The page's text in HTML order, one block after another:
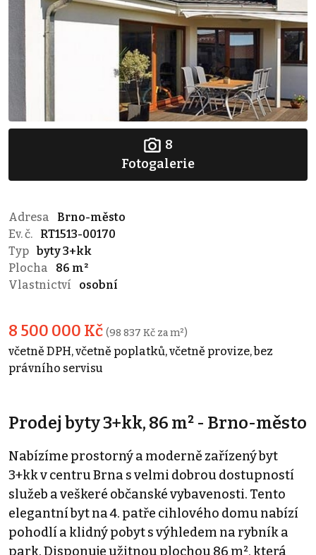
8
Fotogalerie
Adresa
Brno-město
Ev. č.
RT1513-00170
Typ byty 3+kk
Plocha
86 m²
Vlastnictví
osobní
8 500 000 Kč (98 837 Kč za m²)
včetně DPH, včetně poplatků, včetně provize, bez
právního servisu
Prodej byty 3+kk, 86 m² - Brno-město
Nabízíme prostorný a moderně zařízený byt
3+kk v centru Brna s velmi dobrou dostupností
služeb a veškeré občanské vybavenosti. Tento
elegantní byt na 4. patře cihlového domu nabízí
pohodlí a klidný pobyt s výhledem na rybník a
park. Disponuje užitnou plochou 86 m², která